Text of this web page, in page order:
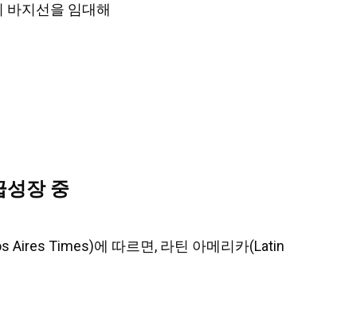
바지선을 임대해
성장 중
Aires Times)에 따르면, 라틴 아메리카(Latin